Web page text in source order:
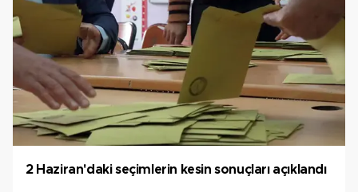
2 Haziran'daki seçimlerin kesin sonuçları açıklandı